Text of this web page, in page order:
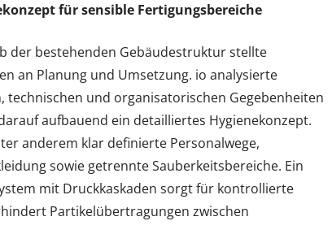
für sensible Fertigungsbereiche
der bestehenden Gebäudestruktur stellte
an Planung und Umsetzung. io analysierte
technischen und organisatorischen Gegebenheiten
aufbauend ein detailliertes Hygienekonzept.
anderem klar definierte Personalwege,
sowie getrennte Sauberkeitsbereiche. Ein
mit Druckkaskaden sorgt für kontrollierte
Partikelübertragungen zwischen